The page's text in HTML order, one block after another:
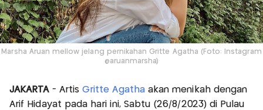
Marsha Aruan mellow jelang pernikahan Gritte Agatha (Foto: Instagram
@aruanmarsha)
JAKARTA- ArtisGritte Agathaakan menikah dengan
Arif Hidayat pada hari ini, Sabtu (26/8/2023) di Pulau